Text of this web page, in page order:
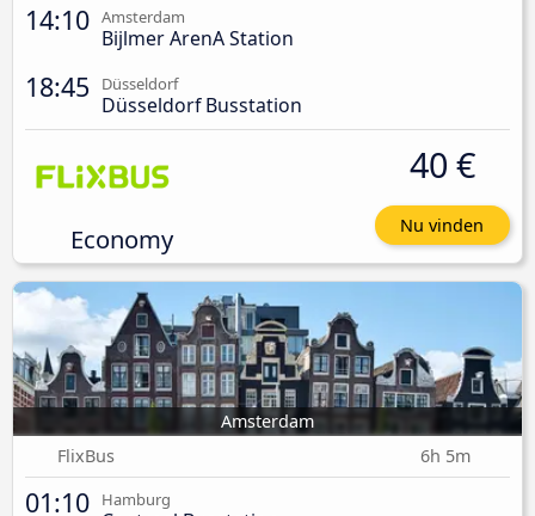
14:10 Amsterdam
Bijlmer ArenA Station
18:45 Düsseldorf
Düsseldorf Busstation
Economy
40 €
Nu vinden
Amsterdam
FlixBus
6h 5m
01:10 Hamburg